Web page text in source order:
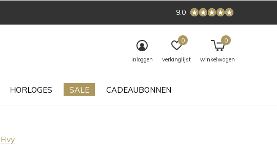
HORLOGES SALE CADEAUBONNEN
inloggen verlanglijst
0
winkelwagen
0
9.0
Elvy